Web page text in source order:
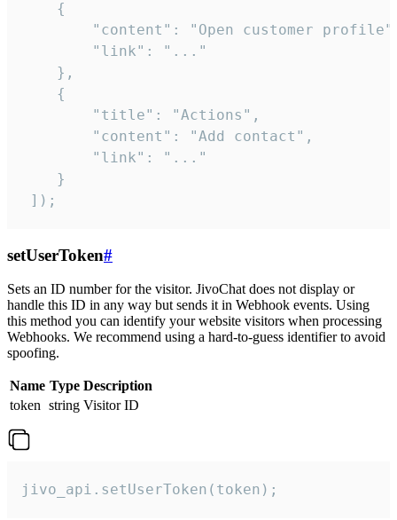
    {
"content": "Open customer
        "link": "..."
    },
    {
        "title": "Actions",
        "content": "Add contact",
        "link": "..."
    }
]);
setUserToken#
Sets an ID number for the visitor. JivoChat does not display or
handle this ID in any way but sends it in Webhook events. Using
this method you can identify your website visitors when processing
Webhooks. We recommend using a hard-to-guess identifier to avoid
spoofing.
Name Type Description
token string Visitor ID
jivo_api.setUserToken(token);